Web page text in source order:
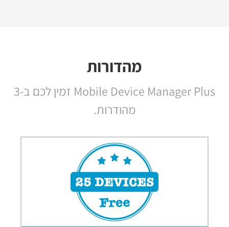
מהדורות
Mobile Device Manager Plus זמין לכם ב-3
מהודרות.